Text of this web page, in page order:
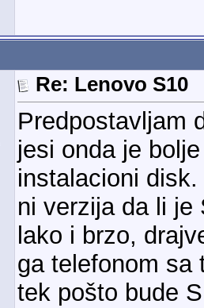
Re: Lenovo S10
Predpostavljam
jesi onda je
instalacioni
ni verzija da li je
lako i brzo,
ga telefonom sa
tek pošto bude